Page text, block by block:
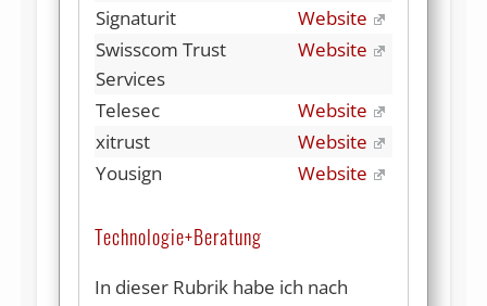
Signaturit
Website
Swisscom Trust
Services
Website
Telesec
Website
xitrust
Website
Yousign
Website
Technologie+Beratung
In dieser Rubrik habe ich nach